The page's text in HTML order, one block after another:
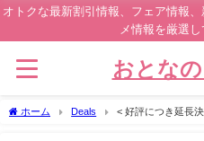
オトクな最新割引情報、フェア情報
メ情報を厳選
おとな
ホーム Deals
< 好評につき延長